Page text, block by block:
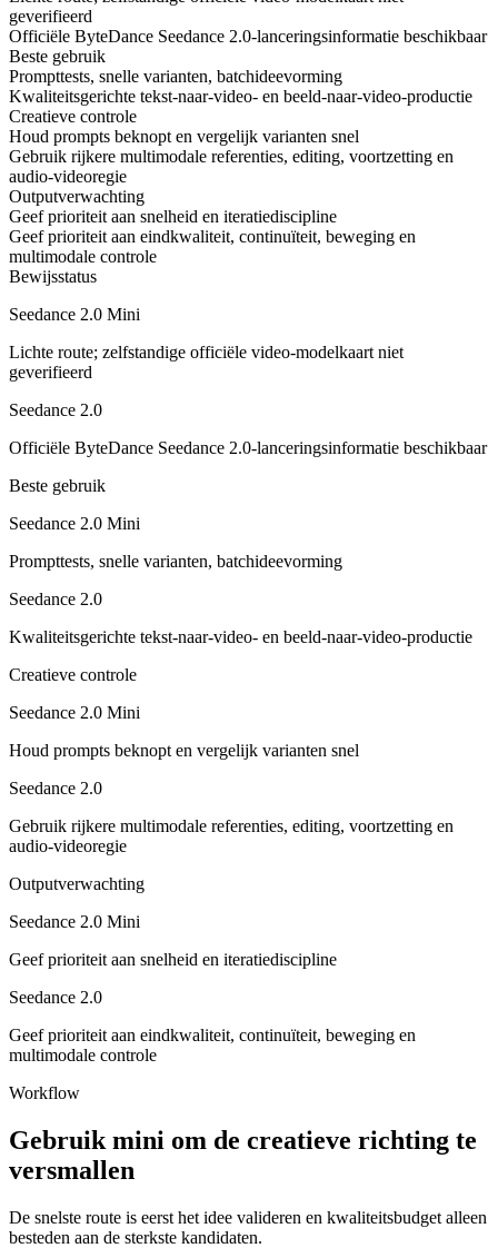
geverifieerd
Officiële ByteDance Seedance 2.0-lanceringsinformatie beschikbaar
Beste gebruik
Prompttests, snelle varianten, batchideevorming
Kwaliteitsgerichte tekst-naar-video- en beeld-naar-video-productie
Creatieve controle
Houd prompts beknopt en vergelijk varianten snel
Gebruik rijkere multimodale referenties, editing, voortzetting en
audio-videoregie
Outputverwachting
Geef prioriteit aan snelheid en iteratiediscipline
Geef prioriteit aan eindkwaliteit, continuïteit, beweging en
multimodale controle
Bewijsstatus
Seedance 2.0 Mini
Lichte route; zelfstandige officiële video-modelkaart niet
geverifieerd
Seedance 2.0
Officiële ByteDance Seedance 2.0-lanceringsinformatie beschikbaar
Beste gebruik
Seedance 2.0 Mini
Prompttests, snelle varianten, batchideevorming
Seedance 2.0
Kwaliteitsgerichte tekst-naar-video- en beeld-naar-video-productie
Creatieve controle
Seedance 2.0 Mini
Houd prompts beknopt en vergelijk varianten snel
Seedance 2.0
Gebruik rijkere multimodale referenties, editing, voortzetting en
audio-videoregie
Outputverwachting
Seedance 2.0 Mini
Geef prioriteit aan snelheid en iteratiediscipline
Seedance 2.0
Geef prioriteit aan eindkwaliteit, continuïteit, beweging en
multimodale controle
Workflow
Gebruik mini om de creatieve richting te
versmallen
De snelste route is eerst het idee valideren en kwaliteitsbudget alleen
besteden aan de sterkste kandidaten.